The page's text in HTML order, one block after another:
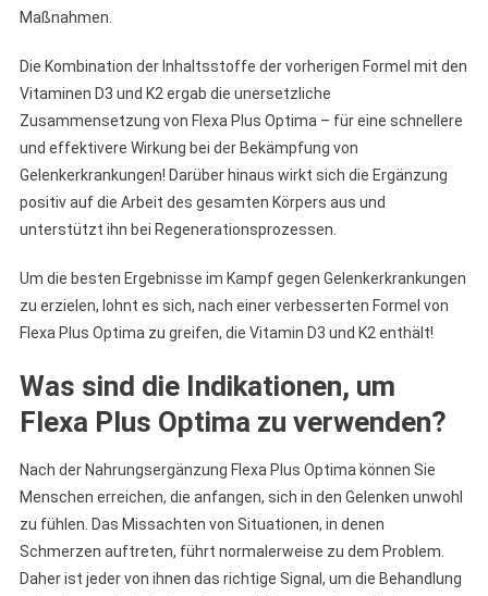
Maßnahmen.
Die Kombination der Inhaltsstoffe der vorherigen Formel mit den
Vitaminen D3 und K2 ergab die unersetzliche
Zusammensetzung von Flexa Plus Optima – für eine schnellere
und effektivere Wirkung bei der Bekämpfung von
Gelenkerkrankungen! Darüber hinaus wirkt sich die Ergänzung
positiv auf die Arbeit des gesamten Körpers aus und
unterstützt ihn bei Regenerationsprozessen.
Um die besten Ergebnisse im Kampf gegen Gelenkerkrankungen
zu erzielen, lohnt es sich, nach einer verbesserten Formel von
Flexa Plus Optima zu greifen, die Vitamin D3 und K2 enthält!
Was sind die Indikationen, um
Flexa Plus Optima zu verwenden?
Nach der Nahrungsergänzung Flexa Plus Optima können Sie
Menschen erreichen, die anfangen, sich in den Gelenken unwohl
zu fühlen. Das Missachten von Situationen, in denen
Schmerzen auftreten, führt normalerweise zu dem Problem.
Daher ist jeder von ihnen das richtige Signal, um die Behandlung